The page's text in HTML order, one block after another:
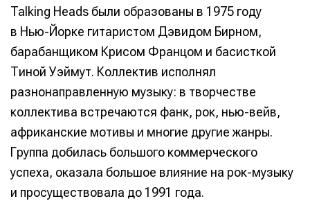
Talking Heads были образованы в 1975 году
в Нью-Йорке гитаристом Дэвидом Бирном,
барабанщиком Крисом Францом и басисткой
Тиной Уэймут. Коллектив исполнял
разнонаправленную музыку: в творчестве
коллектива встречаются фанк, рок, нью-вейв,
африканские мотивы и многие другие жанры.
Группа добилась большого коммерческого
успеха, оказала большое влияние на рок-музыку
и просуществовала до 1991 года.